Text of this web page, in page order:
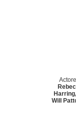
Will